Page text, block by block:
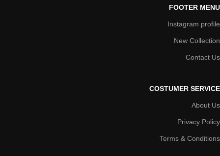
FOOTER MENU
Instagram profile
New Collection
Contact Us
COSTUMER SERVICE
About Us
Privacy Policy
Terms & Conditions